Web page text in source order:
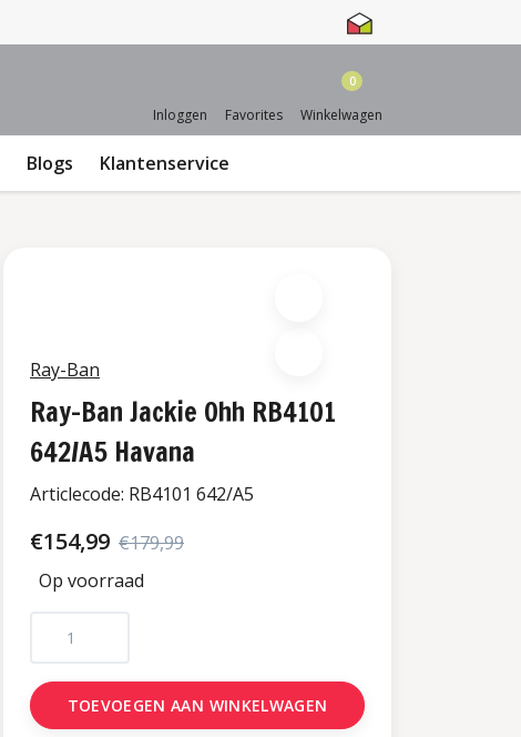
Inloggen Favorites
0
Winkelwagen
Blogs Klantenservice
Ray-Ban
Ray-Ban Jackie Ohh RB4101
642/A5 Havana
Articlecode: RB4101 642/A5
€154,99 €179,99
Op voorraad
TOEVOEGEN AAN WINKELWAGEN